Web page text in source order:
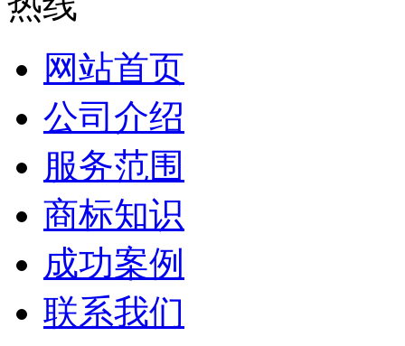
网站首页
公司介绍
服务范围
商标知识
成功案例
联系我们